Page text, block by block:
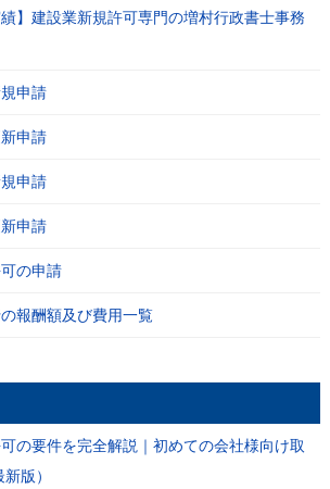
績】建設業新規許可専門の増村行政書士事務
申請
申請
申請
申請
の申請
報酬額及び費用一覧
可の要件を完全解説｜初めての会社様向け取
版）